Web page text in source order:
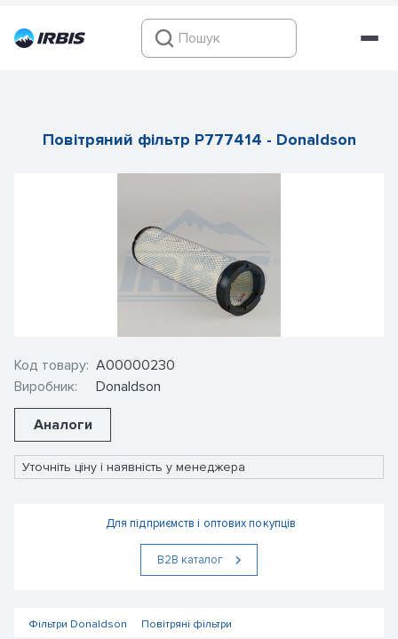
Повітряний фільтр P777414 - Donaldson
Код товару:
Виробник:
А00000230
Donaldson
Аналоги
Уточніть ціну і наявність у менеджера
Для підприємств і оптових покупців
В2В каталог
Фільтри Donaldson Повітряні фільтри